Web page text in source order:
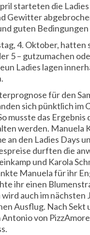
starteten die
Gewitter
guten
4. Oktober, hatten
5 – gutzumachen
Ladies lagen
für den
sich pünktlich im
musste das
werden. Manuela
an den Ladies Days
durften die
und Karola
Manuela für ihr
ihr einen
wird auch im
Ausflug. Nach
von